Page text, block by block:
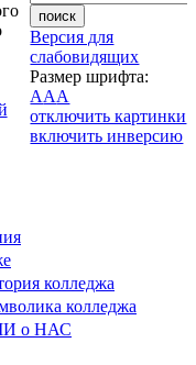
Версия для
слабовидящих
Размер шрифта:
AAA
отключить картинки
включить инверсию
колледжа
колледжа
о НАС